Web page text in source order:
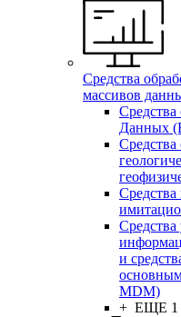
Средства
массивов
Данных
Средства
Средства
Средства
и
MDM)
+ ЕЩЕ 1